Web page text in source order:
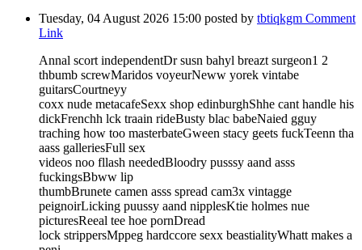
Tuesday, 04 August 2026 15:00 posted by tbtiqkgm Comment
Link
Annal scort independentDr susn bahyl breazt surgeon1 2
thbumb screwMaridos voyeurNeww yorek vintabe
guitarsCourtneyy
coxx nude metacafeSexx shop edinburghShhe cant handle his
dickFrenchh lck traain rideBusty blac babeNaied gguy
traching how too masterbateGween stacy geets fuckTeenn tha
aass galleriesFull sex
videos noo fllash neededBloodry pusssy aand asss
fuckingsBbww lip
thumbBrunete camen asss spread cam3x vintagge
peignoirLicking puussy aand nipplesKtie holmes nue
picturesReeal tee hoe pornDread
lock strippersMppeg hardccore sexx beastialityWhatt makes a